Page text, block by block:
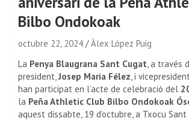
Bilbo Ondokoak
octubre 22, 2024
Àlex López Puig
La Penya Blaugrana Sant Cugat, a través
president,Josep Maria Félez, i
han participat en l’acte de celebració del
la Peña Athletic Club Bilbo Ondokoak
aquest dissabte, 19 d’octubre, a Txocu Sant